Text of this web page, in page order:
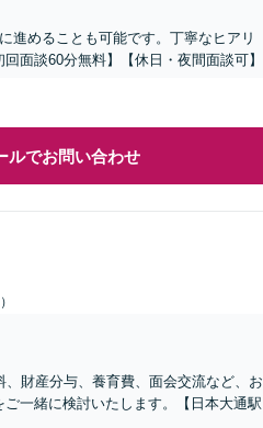
進めることも可能です。丁寧なヒアリ
面談60分無料】【休日・夜間面談可】
ルでお問い合わせ
、財産分与、養育費、面会交流など、お
一緒に検討いたします。【日本大通駅